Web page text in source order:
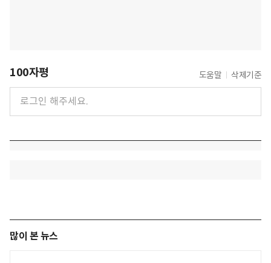
100자평 도움말 삭제기준
많이 본 뉴스